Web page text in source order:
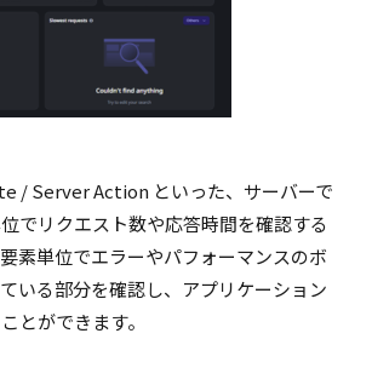
/ Server Action といった、サーバーで
でリクエスト数や応答時間を確認する
素単位でエラーやパフォーマンスのボ
いる部分を確認し、アプリケーション
とができます。